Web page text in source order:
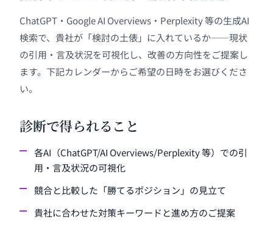
ChatGPT・Google AI Overviews・Perplexity 等の生成AI
検索で、貴社が「検討の土俵」に入れているか——現状
の引用・言及状況を可視化し、改善の方向性をご提案し
ます。下記カレンダーからご希望の日時をお選びくださ
い。
診断で得られること
各AI（ChatGPT/AI Overviews/Perplexity 等）での引
用・言及状況の可視化
競合と比較した「勝てるポジション」の見立て
貴社に合わせた対策キーワードと進め方のご提案